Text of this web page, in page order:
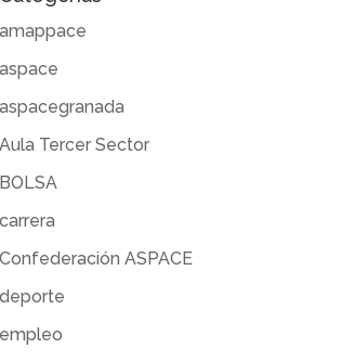
amappace
aspace
aspacegranada
Aula Tercer Sector
BOLSA
carrera
Confederación ASPACE
deporte
empleo